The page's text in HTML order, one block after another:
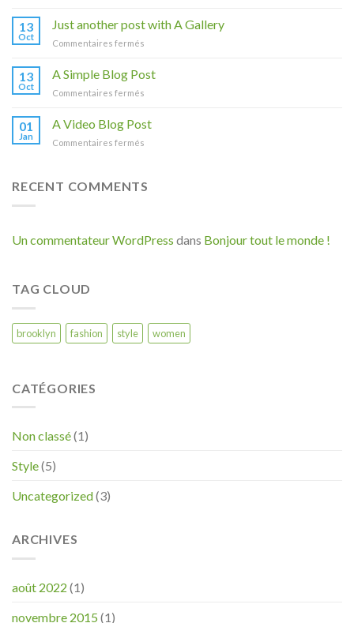
13
Oct
Just another post with A Gallery
Commentaires fermés
another
Gallery
13
Oct
A Simple Blog Post
Commentaires fermés
Simple
01
Jan
A Video Blog Post
Commentaires fermés
Blog
RECENT COMMENTS
Un commentateur WordPress dans Bonjour tout le monde !
TAG CLOUD
brooklyn fashion style women
CATÉGORIES
Non classé(1)
Style(5)
Uncategorized(3)
ARCHIVES
août 2022 (1)
novembre 2015 (1)